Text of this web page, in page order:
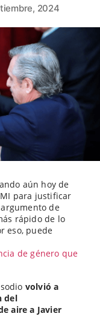
2024
aún hoy de
para justificar
de
rápido de lo
eso, puede
de género que
volvió a
del
aire a Javier